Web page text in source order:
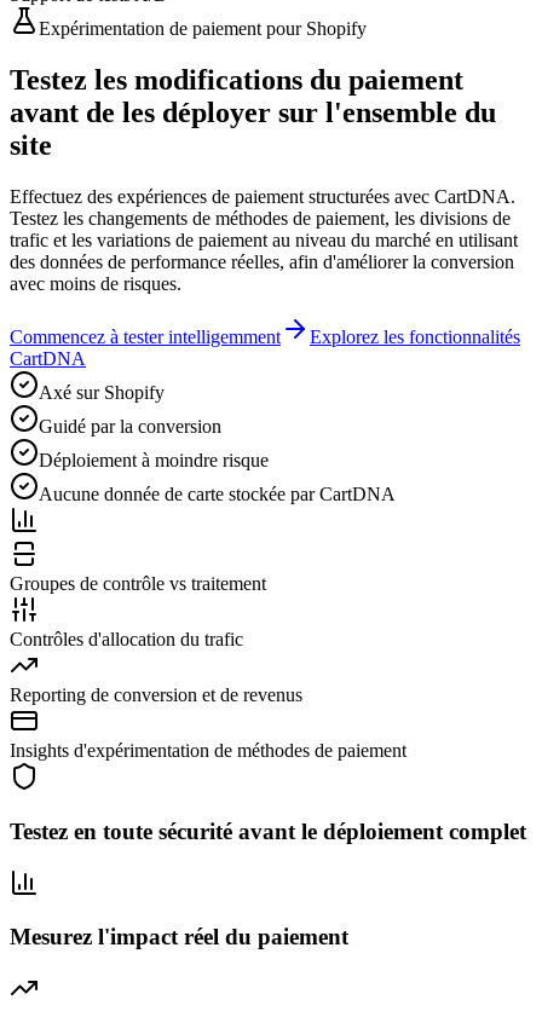
Expérimentation de paiement pour Shopify
Testez les modifications du paiement
avant de les déployer sur l'ensemble du
site
Effectuez des expériences de paiement structurées avec CartDNA.
Testez les changements de méthodes de paiement, les divisions de
trafic et les variations de paiement au niveau du marché en utilisant
des données de performance réelles, afin d'améliorer la conversion
avec moins de risques.
Commencez à tester intelligemment
Explorez les fonctionnalités
CartDNA
Axé sur Shopify
Guidé par la conversion
Déploiement à moindre risque
Aucune donnée de carte stockée par CartDNA
Groupes de contrôle vs traitement
Contrôles d'allocation du trafic
Reporting de conversion et de revenus
Insights d'expérimentation de méthodes de paiement
Testez en toute sécurité avant le déploiement complet
Mesurez l'impact réel du paiement